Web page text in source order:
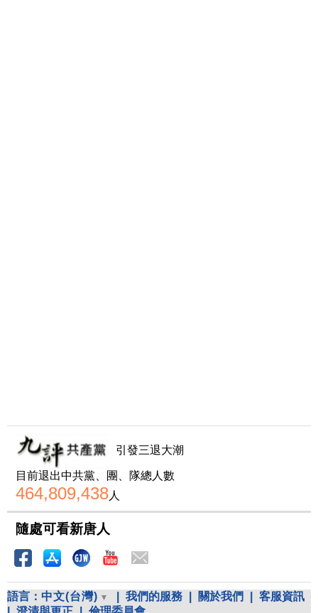
引發三退大潮
目前退出中共黨、團、隊總人數
464,809,438人
隨處可看新唐人
語言： 中文(台灣) 我們的服務 關於我們
客服資訊